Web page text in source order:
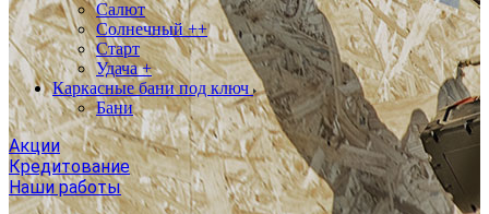
Салют
Солнечный ++
Старт
Удача +
Каркасные бани под ключ
Бани
Акции
Кредитование
Наши работы